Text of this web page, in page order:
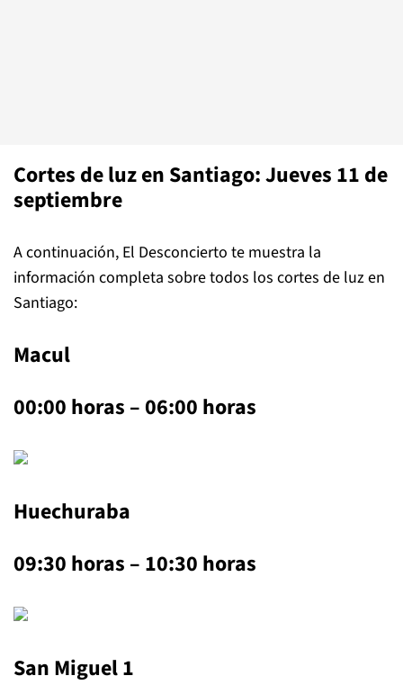
Cortes de luz en Santiago: Jueves 11 de
septiembre
A continuación, El Desconcierto te muestra la
información completa sobre todos los cortes de luz en
Santiago:
Macul
00:00 horas – 06:00 horas
Huechuraba
09:30 horas – 10:30 horas
San Miguel 1